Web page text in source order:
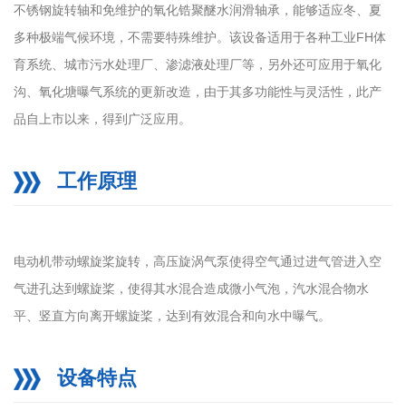
不锈钢旋转轴和免维护的氧化锆聚醚水润滑轴承，能够适应冬、夏
多种极端气候环境，不需要特殊维护。该设备适用于各种工业FH体
育系统、城市污水处理厂、渗滤液处理厂等，另外还可应用于氧化
沟、氧化塘曝气系统的更新改造，由于其多功能性与灵活性，此产
品自上市以来，得到广泛应用。
工作原理
电动机带动螺旋桨旋转，高压旋涡气泵使得空气通过进气管进入空
气进孔达到螺旋桨，使得其水混合造成微小气泡，汽水混合物水
平、竖直方向离开螺旋桨，达到有效混合和向水中曝气。
设备特点